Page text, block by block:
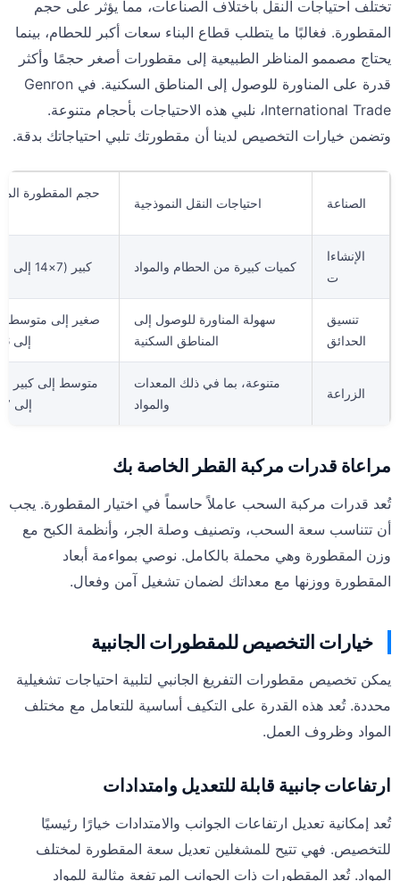
تختلف احتياجات النقل باختلاف الصناعات، مما يؤثر على حجم
المقطورة. فغالبًا ما يتطلب قطاع البناء سعات أكبر للحطام، بينما
يحتاج مصممو المناظر الطبيعية إلى مقطورات أصغر حجمًا وأكثر
قدرة على المناورة للوصول إلى المناطق السكنية. في Genron
International Trade، نلبي هذه الاحتياجات بأحجام متنوعة.
وتضمن خيارات التخصيص لدينا أن مقطورتك تلبي احتياجاتك بدقة.
الصناعة احتياجات النقل النموذجية
حجم المقطورة
الإنشاءا
ت
كميات كبيرة من الحطام والمواد كبير (7×14 إلى 7×16)
تنسيق
الحدائق
سهولة المناورة للوصول إلى
المناطق السكنية
إلى 6×12)
الزراعة
متنوعة، بما في ذلك المعدات
والمواد
إلى 7×14)
مراعاة قدرات مركبة القطر الخاصة بك
تُعد قدرات مركبة السحب عاملاً حاسماً في اختيار المقطورة. يجب
أن تتناسب سعة السحب، وتصنيف وصلة الجر، وأنظمة الكبح مع
وزن المقطورة وهي محملة بالكامل. نوصي بمواءمة أبعاد
المقطورة ووزنها مع معداتك لضمان تشغيل آمن وفعال.
خيارات التخصيص للمقطورات الجانبية
يمكن تخصيص مقطورات التفريغ الجانبي لتلبية احتياجات تشغيلية
محددة. تُعد هذه القدرة على التكيف أساسية للتعامل مع مختلف
المواد وظروف العمل.
ارتفاعات جانبية قابلة للتعديل وامتدادات
تُعد إمكانية تعديل ارتفاعات الجوانب والامتدادات خيارًا رئيسيًا
للتخصيص. فهي تتيح للمشغلين تعديل سعة المقطورة لمختلف
المواد. تُعد المقطورات ذات الجوانب المرتفعة مثالية للمواد